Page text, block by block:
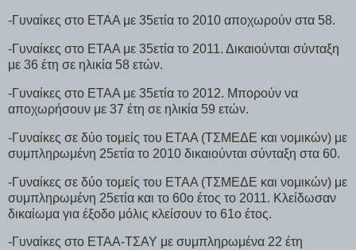
-Γυναίκες στο ΕΤΑΑ με 35ετία το 2010 αποχωρούν στα 58.
-Γυναίκες στο ΕΤΑΑ με 35ετία το 2011. Δικαιούνται σύνταξη
με 36 έτη σε ηλικία 58 ετών.
-Γυναίκες στο ΕΤΑΑ με 35ετία το 2012. Μπορούν να
αποχωρήσουν με 37 έτη σε ηλικία 59 ετών.
-Γυναίκες σε δύο τομείς του ΕΤΑΑ (ΤΣΜΕΔΕ και νομικών) με
συμπληρωμένη 25ετία το 2010 δικαιούνται σύνταξη στα 60.
-Γυναίκες σε δύο τομείς του ΕΤΑΑ (ΤΣΜΕΔΕ και νομικών) με
συμπληρωμένη 25ετία και το 60ο έτος το 2011. Κλείδωσαν
δικαίωμα για έξοδο μόλις κλείσουν το 61ο έτος.
-Γυναίκες στο ΕΤΑΑ-ΤΣΑΥ με συμπληρωμένα 22 έτη